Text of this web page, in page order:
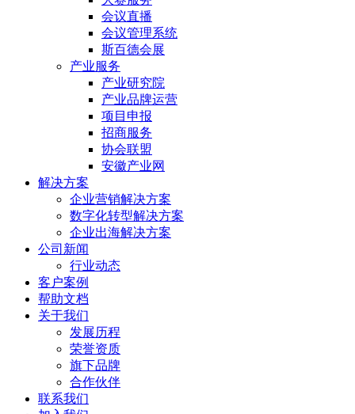
会议直播
会议管理系统
斯百德会展
产业服务
产业研究院
产业品牌运营
项目申报
招商服务
协会联盟
安徽产业网
解决方案
企业营销解决方案
数字化转型解决方案
企业出海解决方案
公司新闻
行业动态
客户案例
帮助文档
关于我们
发展历程
荣誉资质
旗下品牌
合作伙伴
联系我们